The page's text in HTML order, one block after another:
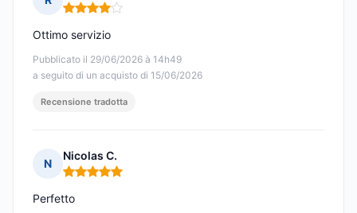
Nota: 4 su 5
Pubblicato il 29/06/2026 à 14h49
a seguito di un acquisto di 15/06/2026
Ottimo servizio
Recensione tradotta
N
Nicolas C.
Nota: 5 su 5
Perfetto